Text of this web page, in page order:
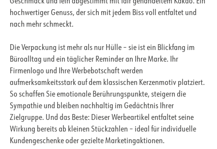
Geschmack und fein abgestimmt mit fair gehandeltem Kakao. Ein
hochwertiger Genuss, der sich mit jedem Biss voll entfaltet und
nach mehr schmeckt.
Die Verpackung ist mehr als nur Hülle – sie ist ein Blickfang im
Büroalltag und ein täglicher Reminder an Ihre Marke. Ihr
Firmenlogo und Ihre Werbebotschaft werden
aufmerksamkeitsstark auf dem klassischen Kerzenmotiv platziert.
So schaffen Sie emotionale Berührungspunkte, steigern die
Sympathie und bleiben nachhaltig im Gedächtnis Ihrer
Zielgruppe. Und das Beste: Dieser Werbeartikel entfaltet seine
Wirkung bereits ab kleinen Stückzahlen – ideal für individuelle
Kundengeschenke oder gezielte Marketingaktionen.